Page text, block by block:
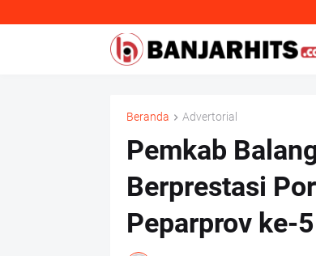
Beranda Advertorial
Pemkab
Berprestasi
Peparprov ke-5